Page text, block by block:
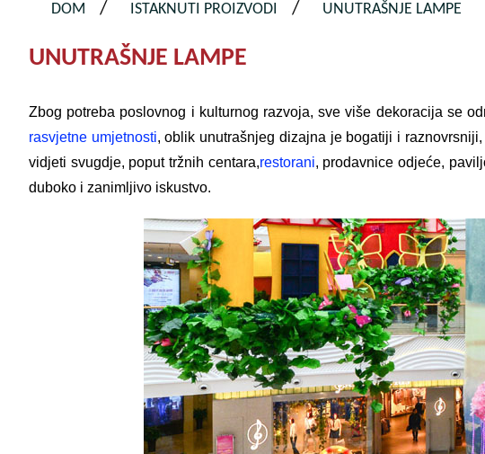
DOM ISTAKNUTI PROIZVODI UNUTRAŠNJE LAMPE
UNUTRAŠNJE LAMPE
Zbog potreba poslovnog i kulturnog razvoja, sve više dekoracija se
rasvjetne umjetnosti, oblik unutrašnjeg dizajna je bogatiji i
vidjeti svugdje, poput tržnih centara,restorani, prodavnice odjeće,
duboko i zanimljivo iskustvo.